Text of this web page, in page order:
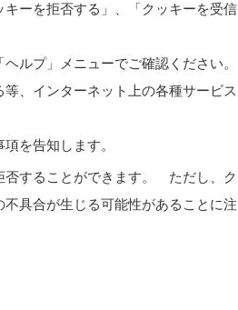
ーを拒否する」、「クッキーを受信
ルプ」メニューでご確認ください。
、インターネット上の各種サービス
を告知します。
否することができます。 ただし、ク
具合が生じる可能性があることに注